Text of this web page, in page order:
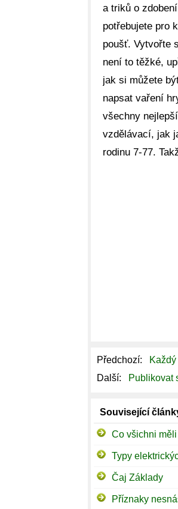
a triků o
potřebujete pro
poušť. Vytvořte
není to těžké,
jak si můžete
napsat vaření
všechny
vzdělávací, jak
rodinu 7-77.
Předchozí:
Další:
Publikovat
Související
Co všichni
Typy
Čaj Základy
Příznaky